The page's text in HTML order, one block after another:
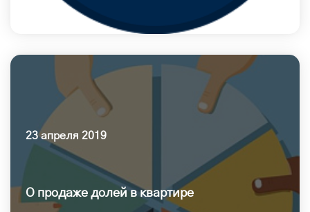
23 апреля 2019
О продаже долей в квартире